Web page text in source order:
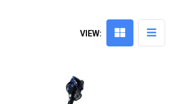
VIEW: